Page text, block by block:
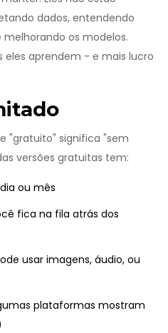
dados, entendendo
melhorando os modelos.
eles aprendem - e mais lucro
"gratuito" significa "sem
versões gratuitas tem:
ou mês
fica na fila atrás dos
usar imagens, áudio, ou
plataformas mostram